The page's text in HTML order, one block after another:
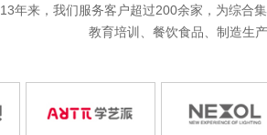
13年来，我们服务客户超过200余家，为综合
教育培训、餐饮食品、制造生